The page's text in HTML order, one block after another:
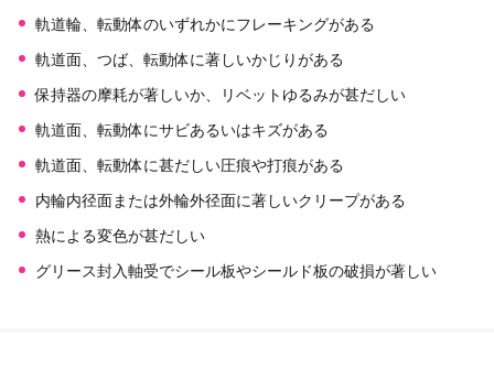
軌道輪、転動体のいずれかにフレーキングがある
軌道面、つば、転動体に著しいかじりがある
保持器の摩耗が著しいか、リベットゆるみが甚だしい
軌道面、転動体にサビあるいはキズがある
軌道面、転動体に甚だしい圧痕や打痕がある
内輪内径面または外輪外径面に著しいクリープがある
熱による変色が甚だしい
グリース封入軸受でシール板やシールド板の破損が著しい